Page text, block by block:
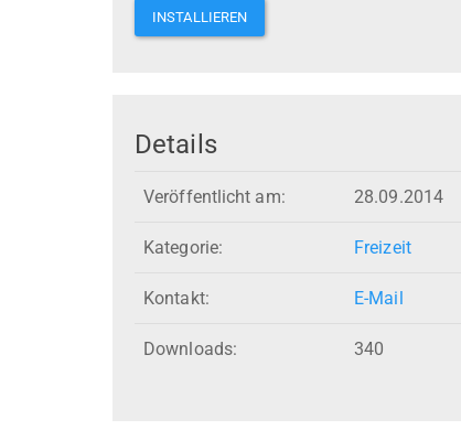
INSTALLIEREN
Details
Veröffentlicht am: 28.09.2014
Kategorie: Freizeit
Kontakt: E-Mail
Downloads: 340